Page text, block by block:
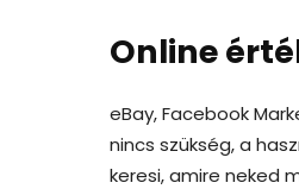
Online
eBay, Facebook
nincs szükség, a
keresi, amire neked